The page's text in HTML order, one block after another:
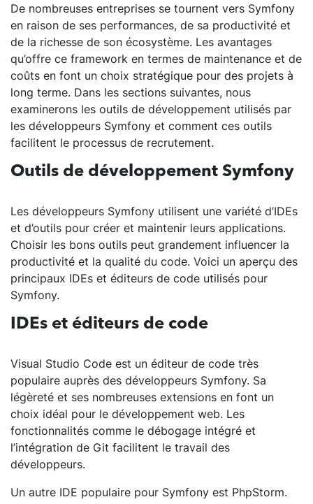
De nombreuses entreprises se tournent vers Symfony
en raison de ses performances, de sa productivité et
de la richesse de son écosystème. Les avantages
qu’offre ce framework en termes de maintenance et de
coûts en font un choix stratégique pour des projets à
long terme. Dans les sections suivantes, nous
examinerons les outils de développement utilisés par
les développeurs Symfony et comment ces outils
facilitent le processus de recrutement.
Outils de développement Symfony
Les développeurs Symfony utilisent une variété d’IDEs
et d’outils pour créer et maintenir leurs applications.
Choisir les bons outils peut grandement influencer la
productivité et la qualité du code. Voici un aperçu des
principaux IDEs et éditeurs de code utilisés pour
Symfony.
IDEs et éditeurs de code
Visual Studio Code est un éditeur de code très
populaire auprès des développeurs Symfony. Sa
légèreté et ses nombreuses extensions en font un
choix idéal pour le développement web. Les
fonctionnalités comme le débogage intégré et
l’intégration de Git facilitent le travail des
développeurs.
Un autre IDE populaire pour Symfony est PhpStorm.